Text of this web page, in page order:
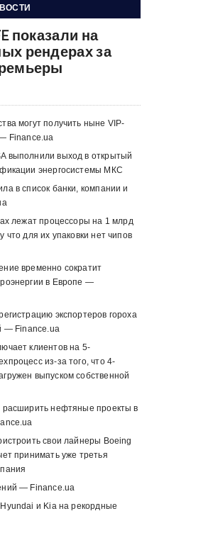
показали на
рендерах за
могут получить ныне VIP-
Finance.ua
выполнили выход в открытый
энергосистемы МКС
в список банки, компании и
лежат процессоры на 1 млрд
что для их упаковки нет чипов
временно сократит
в Европе —
экспортеров гороха
— Finance.ua
клиентов на 5-
из-за того, что 4-
выпуском собственной
расширить нефтяные проекты в
свои лайнеры Boeing
принимать уже третья
— Finance.ua
и Kia на рекордные